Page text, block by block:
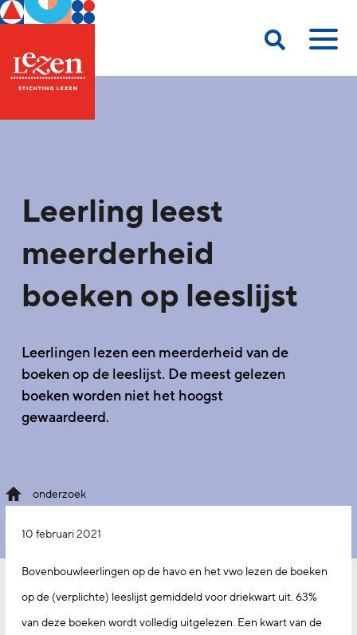
Leerling leest
meerderheid
boeken op leeslijst
Leerlingen lezen een meerderheid van de
boeken op de leeslijst. De meest gelezen
boeken worden niet het hoogst
gewaardeerd.
onderzoek
10 februari 2021
Bovenbouwleerlingen op de havo en het vwo lezen de boeken
op de (verplichte) leeslijst gemiddeld voor driekwart uit. 63%
van deze boeken wordt volledig uitgelezen. Een kwart van de